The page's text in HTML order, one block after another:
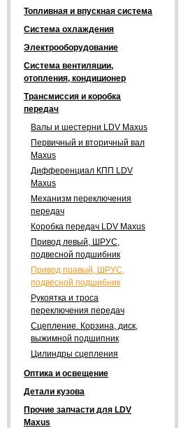
Топливная и впускная система
Система охлаждения
Электрооборудование
Система вентиляции,
отопления, кондиционер
Трансмиссия и коробка
передач
Валы и шестерни LDV Maxus
Первичный и вторичный вал
Maxus
Дифференциал КПП LDV
Maxus
Механизм переключения
передач
Коробка передач LDV Maxus
Привод левый, ШРУС,
подвесной подшибник
Привод правый, ШРУС,
подвесной подшибник
Рукоятка и троса
переключения передач
Сцепление. Корзина, диск,
выжимной подшипник
Цилиндры сцепления
Оптика и освещение
Детали кузова
Прочие запчасти для LDV
Maxus